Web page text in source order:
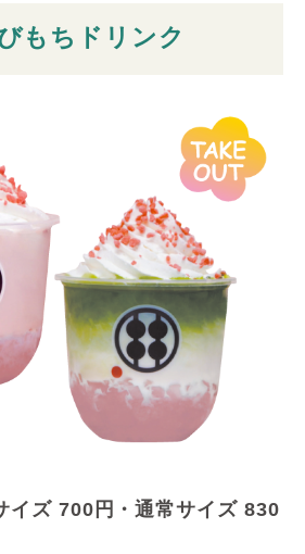
もちドリンク
イズ 700円・通常サイズ 830